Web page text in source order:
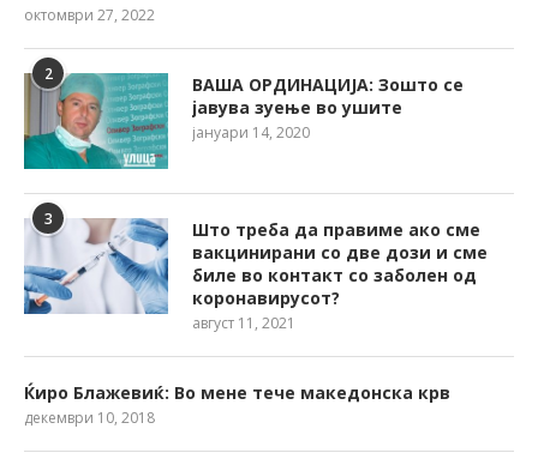
октомври 27, 2022
2
ВАША ОРДИНАЦИЈА: Зошто се
јавува зуење во ушите
јануари 14, 2020
3
Што треба да правиме ако сме
вакцинирани со две дози и сме
биле во контакт со заболен од
коронавирусот?
август 11, 2021
Ќиро Блажевиќ: Во мене тече македонска крв
декември 10, 2018